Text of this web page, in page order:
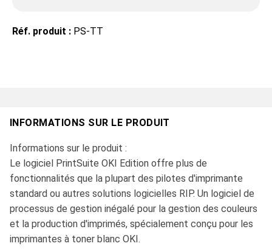
Réf. produit : PS-TT
INFORMATIONS SUR LE PRODUIT
Informations sur le produit :
Le logiciel PrintSuite OKI Edition offre plus de
fonctionnalités que la plupart des pilotes d'imprimante
standard ou autres solutions logicielles RIP. Un logiciel de
processus de gestion inégalé pour la gestion des couleurs
et la production d'imprimés, spécialement conçu pour les
imprimantes à toner blanc OKI.